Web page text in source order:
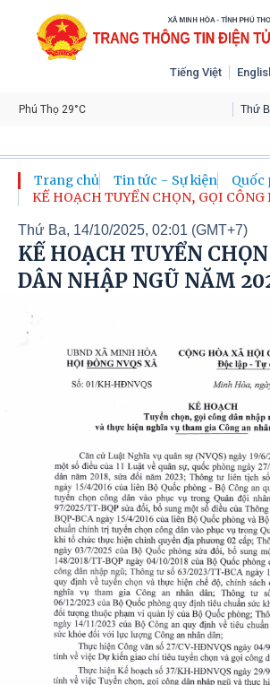
Tiếng Việt
Thứ
Phú Thọ 29°C
Trang chủ Tin tức - Sự kiện
KẾ HOẠCH TUYỂN CHỌN, GỌI CÔNG
Thứ Ba, 14/10/2025, 02:01 (GMT+7)
KẾ HOẠCH TUYỂN
DÂN NHẬP NGŨ NĂM